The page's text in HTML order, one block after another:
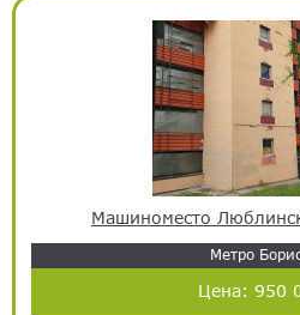
Машиноместо
Метро
Цена: 950